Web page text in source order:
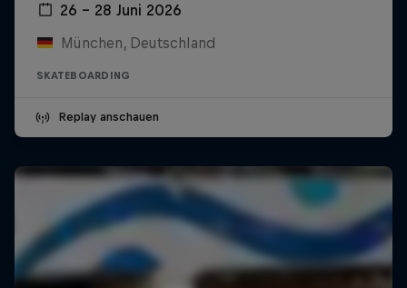
26 – 28 Juni 2026
München, Deutschland
SKATEBOARDING
Replay anschauen